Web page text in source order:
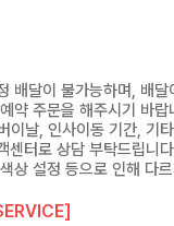
배달이 불가능하며, 배달
약 주문을 해주시기 바랍
이날, 인사이동 기간, 기
센터로 상담 부탁드립니
상 설정 등으로 인해 다